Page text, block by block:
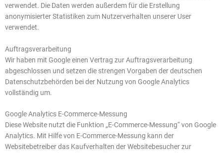
verwendet. Die Daten werden außerdem für die Erstellung
anonymisierter Statistiken zum Nutzerverhalten unserer User
verwendet.
Auftragsverarbeitung
Wir haben mit Google einen Vertrag zur Auftragsverarbeitung
abgeschlossen und setzen die strengen Vorgaben der deutschen
Datenschutzbehörden bei der Nutzung von Google Analytics
vollständig um.
Google Analytics E-Commerce-Messung
Diese Website nutzt die Funktion „E-Commerce-Messung“ von Google
Analytics. Mit Hilfe von E-Commerce-Messung kann der
Websitebetreiber das Kaufverhalten der Websitebesucher zur